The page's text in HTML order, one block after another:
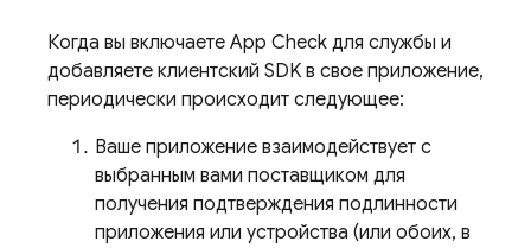
Когда вы включаете App Check для службы и
добавляете клиентский SDK в свое приложение,
периодически происходит следующее:
Ваше приложение взаимодействует с
выбранным вами поставщиком для
получения подтверждения подлинности
приложения или устройства (или обоих, в